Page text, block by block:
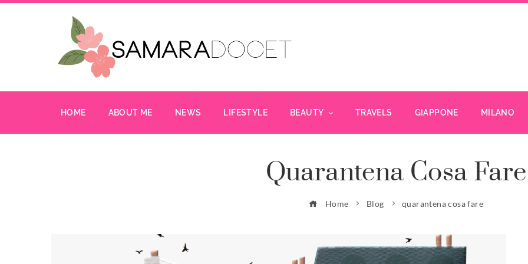
HOME ABOUT ME NEWS LIFESTYLE BEAUTY TRAVELS GIAPPONE MILANO
Quarantena Cosa Fare
Home Blog quarantena cosa fare